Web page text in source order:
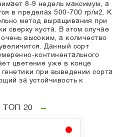
8-9 недель максимум, а
в пределах 500-700 гр/м2. К
метод выращивания при
сверху куста. В этом случае
высоким, а количество
Данный сорт
континентального
цветение уже в конце
при выведении сорта
за устойчивость к
ТОП 20